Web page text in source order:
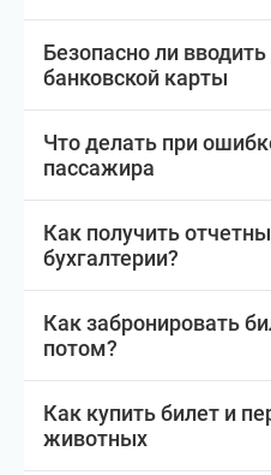
Безопасно ли
банковской карты
Что делать при
пассажира
Как получить
бухгалтерии?
Как забронировать
потом?
Как купить билет и
животных